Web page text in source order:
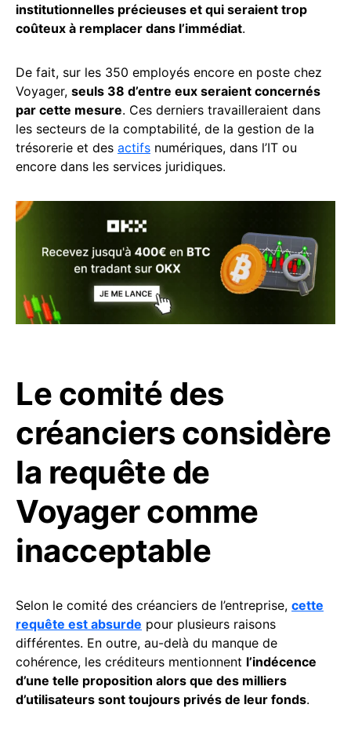
institutionnelles précieuses et qui seraient trop
coûteux à remplacer dans l’immédiat.
De fait, sur les 350 employés encore en poste chez
Voyager, seuls 38 d’entre eux seraient concernés
par cette mesure. Ces derniers travailleraient dans
les secteurs de la comptabilité, de la gestion de la
trésorerie et des actifs numériques, dans l’IT ou
encore dans les services juridiques.
Le comité des
créanciers considère
la requête de
Voyager comme
inacceptable
Selon le comité des créanciers de l’entreprise, cette
requête est absurde pour plusieurs raisons
différentes. En outre, au-delà du manque de
cohérence, les créditeurs mentionnent l’indécence
d’une telle proposition alors que des milliers
d’utilisateurs sont toujours privés de leur fonds.